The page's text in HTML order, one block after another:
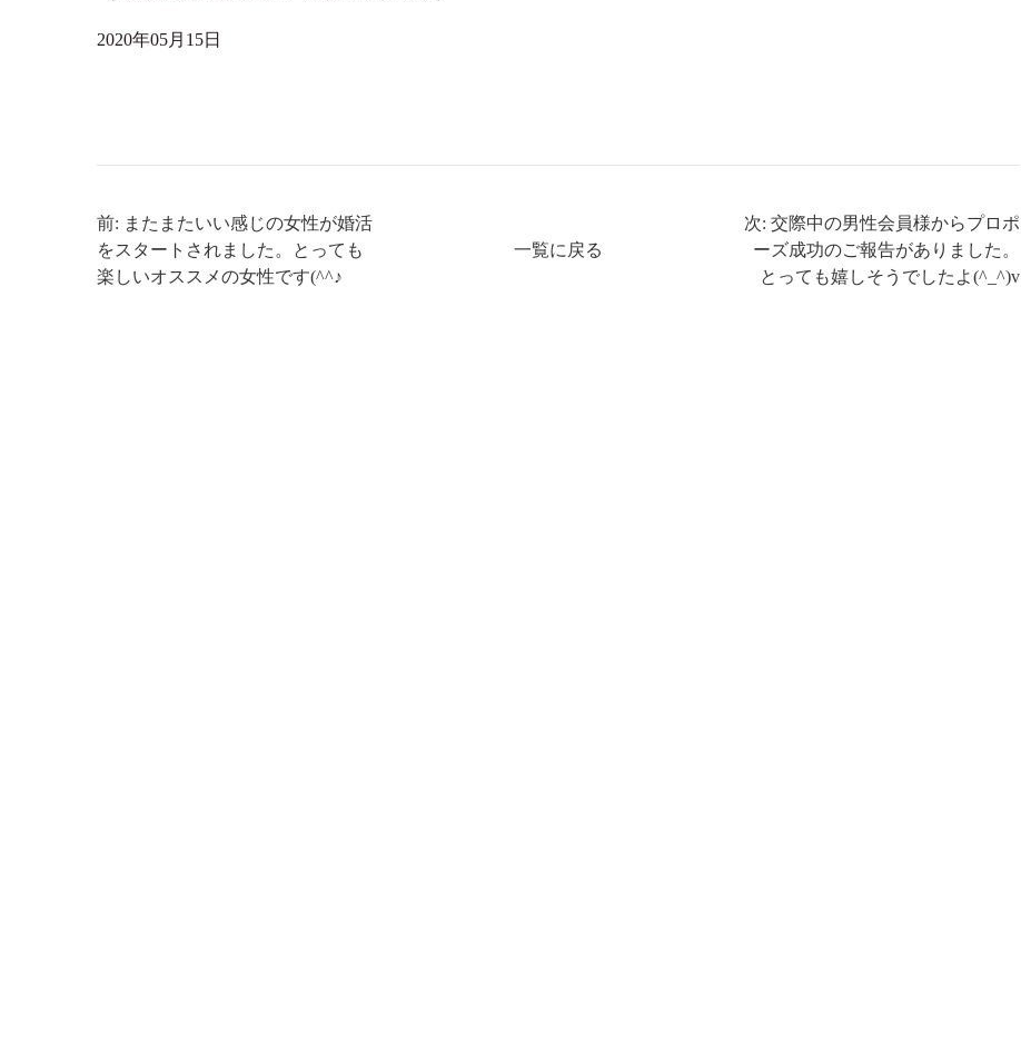
2020年05月15日
前: またまたいい感じの女性が婚活
をスタートされました。とっても
楽しいオススメの女性です(^^♪
一覧に戻る
次: 交際中の男性会員様からプロポ
ーズ成功のご報告がありました。
とっても嬉しそうでしたよ(^_^)v